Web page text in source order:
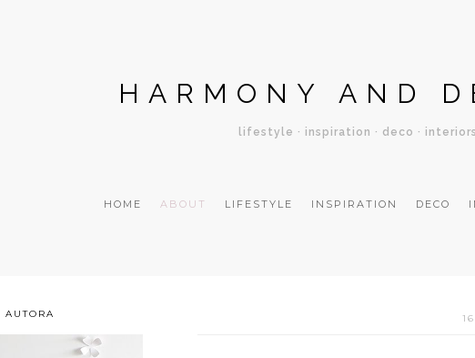
HARMONY AND
lifestyle · inspiration · deco · interiors
HOME ABOUT LIFESTYLE INSPIRATION DECO
AUTORA